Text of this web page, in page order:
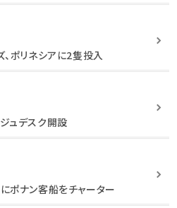
、ポリネシアに2隻投入
ュデスク開設
ポナン客船をチャーター